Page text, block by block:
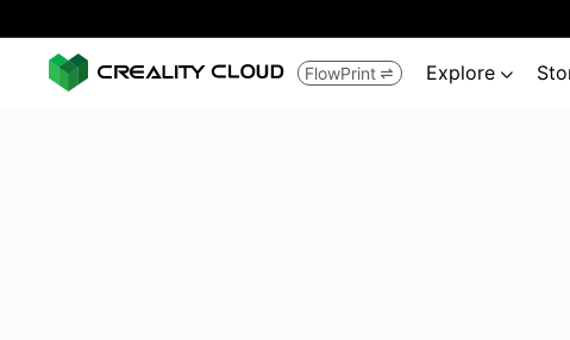
FlowPrint  Explore 